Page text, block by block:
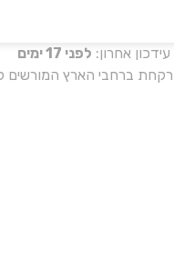
עידכון אחרון: לפני 17 ימים
ברחבי הארץ המורשים